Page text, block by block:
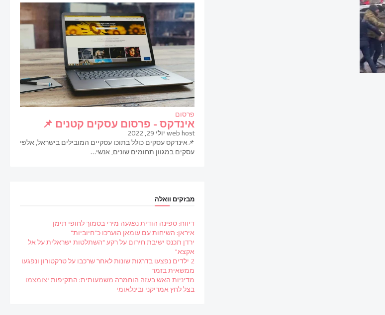
פרסום
אינדקס - פרסום עסקים קטנים 📌
web hostיולי 29, 2022
📌אינדקס עסקים כולל בתוכו עסקיים המובילים בישראל, אלפי
עסקים במגוון תחומים שונים, אנשי…
מבזקים וואלה
דיווח: ספינה הודית נפגעה מירי בסמוך לחופי תימן
איראן: השיחות עם עומאן הוערכו כ"חיוביות"
ירדן תכנס ישיבת חירום על רקע "השתלטות ישראלית על אל
אקצא"
2 ילדים נפצעו בדרגות שונות לאחר שרכבו על טרקטורון ונפגעו
ממשאית בזמר
מדיניות האש בעזה הוחמרה משמעותית: התקיפות יצומצמו
בצל לחץ אמריקני ובינלאומי